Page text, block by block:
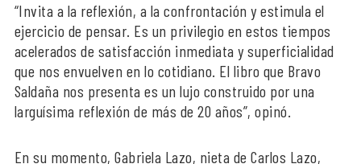
“Invita a la reflexión, a la confrontación y estimula el
ejercicio de pensar. Es un privilegio en estos tiempos
acelerados de satisfacción inmediata y superficialidad
que nos envuelven en lo cotidiano. El libro que Bravo
Saldaña nos presenta es un lujo construido por una
larguísima reflexión de más de 20 años”, opinó.
En su momento, Gabriela Lazo, nieta de Carlos Lazo,